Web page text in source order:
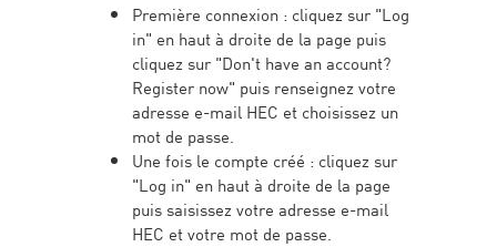
Première connexion : cliquez sur "Log
in" en haut à droite de la page puis
cliquez sur "Don't have an account?
Register now" puis renseignez votre
adresse e-mail HEC et choisissez un
mot de passe.
Une fois le compte créé : cliquez sur
"Log in" en haut à droite de la page
puis saisissez votre adresse e-mail
HEC et votre mot de passe.